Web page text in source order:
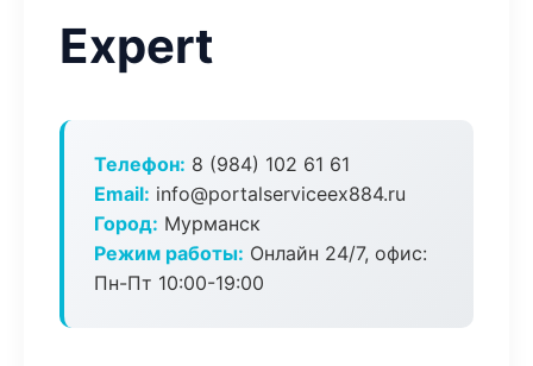
Expert
Телефон: 8 (984) 102 61 61
Email: info@portalserviceex884.ru
Город: Мурманск
Режим работы: Онлайн 24/7, офис:
Пн-Пт 10:00-19:00